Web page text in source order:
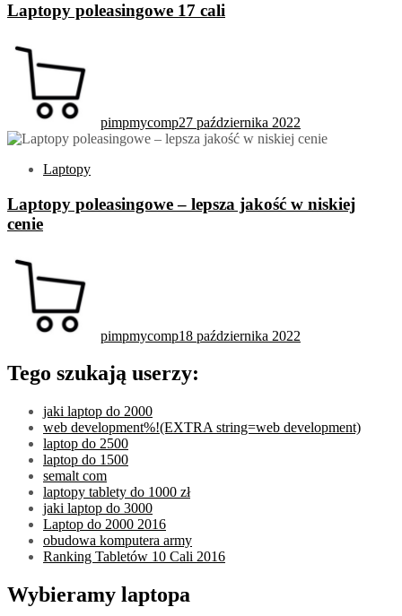
Laptopy poleasingowe 17 cali
pimpmycomp27 października 2022
Laptopy
Laptopy poleasingowe – lepsza jakość w niskiej
cenie
pimpmycomp18 października 2022
Tego szukają userzy:
jaki laptop do 2000
web development%!(EXTRA string=web development)
laptop do 2500
laptop do 1500
semalt com
laptopy tablety do 1000 zł
jaki laptop do 3000
Laptop do 2000 2016
obudowa komputera army
Ranking Tabletów 10 Cali 2016
Wybieramy laptopa